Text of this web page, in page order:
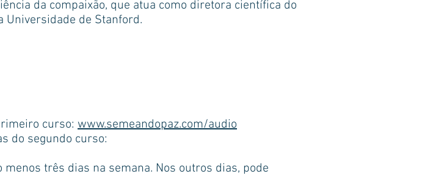
da compaixão, que atua como diretora científica do
Universidade de Stanford.
curso: www.semeandopaz.com/audio
do segundo curso:
três dias na semana. Nos outros dias, pode